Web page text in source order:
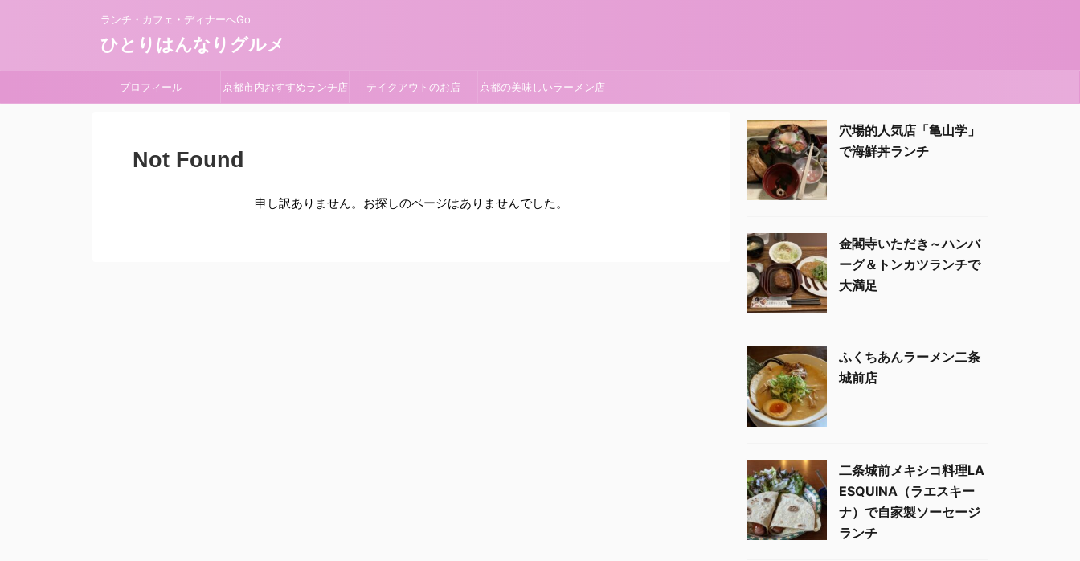
ランチ・カフェ・ディナーへGo
ひとりはんなりグルメ
プロフィール 京都市内おすすめランチ店 テイクアウトのお店 京都の美味しいラーメン店
Not Found
申し訳ありません。お探しのページはありませんでした。
穴場的人気店「亀山学」
で海鮮丼ランチ
金閣寺いただき～ハンバ
ーグ＆トンカツランチで
大満足
ふくちあんラーメン二条
城前店
二条城前メキシコ料理LA
ESQUINA（ラエスキー
ナ）で自家製ソーセージ
ランチ